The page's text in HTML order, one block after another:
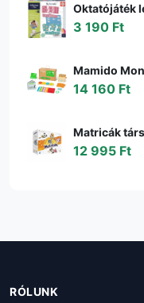
3 190 Ft
14 160 Ft
Matricák
12 995 Ft
RÓLUNK